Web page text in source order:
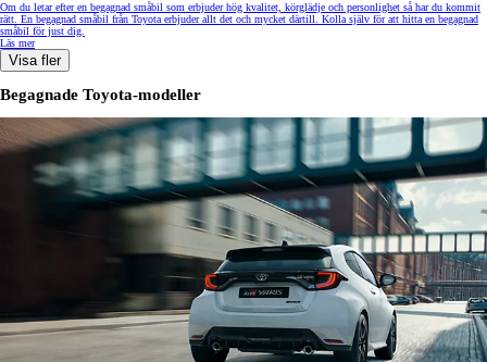
Om du letar efter en begagnad småbil som erbjuder hög kvalitet, körglädje och personlighet så har du kommit
rätt. En begagnad småbil från Toyota erbjuder allt det och mycket därtill. Kolla själv för att hitta en begagnad
småbil för just dig.
Läs mer
Visa fler
Begagnade Toyota-modeller